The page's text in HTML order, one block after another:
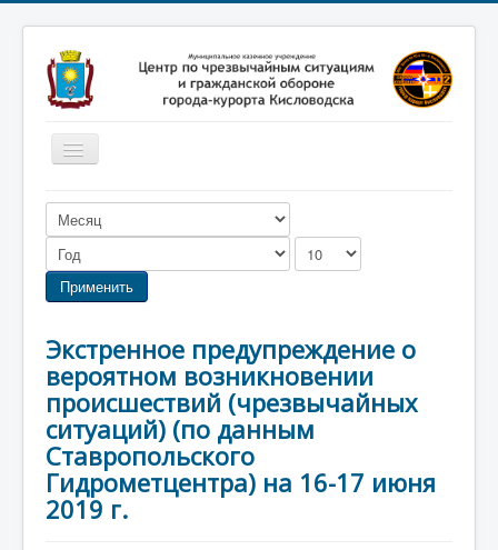
Включить/
выключить
Главная
Новости
Законодательство
Профилактика терроризма
Фотоматериалы
О нас
Применить
Экстренное предупреждение о
вероятном возникновении
происшествий (чрезвычайных
ситуаций) (по данным
Ставропольского
Гидрометцентра) на 16-17 июня
2019 г.